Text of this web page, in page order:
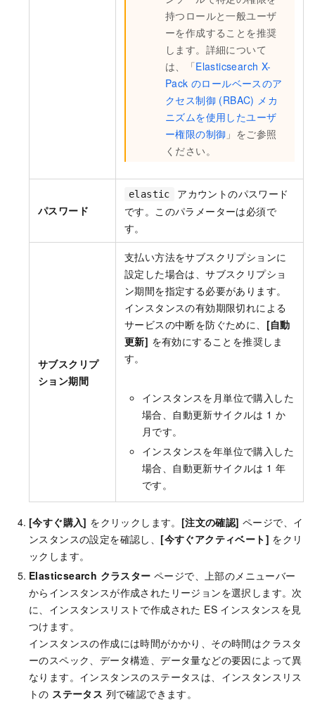
持つロールと一般ユーザ
ーを作成することを推奨
します。詳細について
は、「Elasticsearch X-
Pack のロールベースのア
クセス制御 (RBAC) メカ
ニズムを使用したユーザ
ー権限の制御 」をご参照
ください。
パスワード
elastic
アカウントのパスワード
です。このパラメーターは必須で
す。
サブスクリプ
ション期間
支払い方法をサブスクリプションに
設定した場合は、サブスクリプショ
ン期間を指定する必要があります。
インスタンスの有効期限切れによる
サービスの中断を防ぐために、 [自動
更新] を有効にすることを推奨しま
す。
インスタンスを月単位で購入した
場合、自動更新サイクルは 1 か
月です。
インスタンスを年単位で購入した
場合、自動更新サイクルは 1 年
です。
[今すぐ購入] をクリックします。 [注文の確認] ページで、イ
ンスタンスの設定を確認し、 [今すぐアクティベート] をクリ
ックします。
Elasticsearch クラスター ページで、上部のメニューバー
からインスタンスが作成されたリージョンを選択します。次
に、インスタンスリストで作成された ES インスタンスを見
つけます。
インスタンスの作成には時間がかかり、その時間はクラスタ
ーのスペック、データ構造、データ量などの要因によって異
なります。インスタンスのステータスは、インスタンスリス
トの ステータス 列で確認できます。